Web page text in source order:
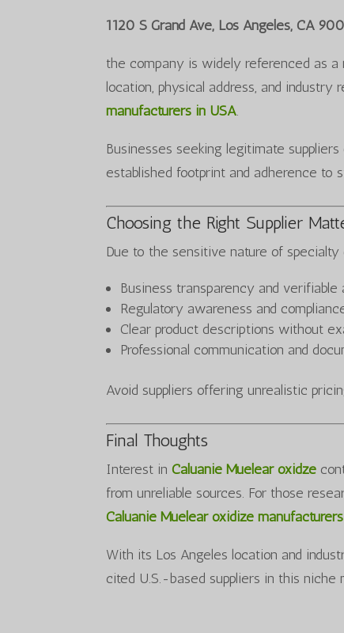
1120 S Grand Ave, Los Angeles, CA
the company is widely referenced as a
location, physical address, and
manufacturers in USA.
Businesses seeking legitimate
established footprint and adherence to
Choosing the Right Supplier
Due to the sensitive nature of specialty
Business transparency and verifiable
Regulatory awareness and
Clear product descriptions without
Professional communication and
Avoid suppliers offering unrealistic
Final Thoughts
Interest inCaluanie Muelear oxidze
from unreliable sources. For those
Caluanie Muelear oxidize
With its Los Angeles location and
cited U.S.-based suppliers in this niche